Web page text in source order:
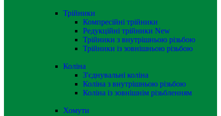
Трійники
Компресійні трійники
Редукційні трійники New
Трійники з внутрішньою різьбою
Трійники із зовнішньою різьбою
Коліна
З'єднувальні коліна
Коліна з внутрішньою різьбою
Коліна із зовнішнім різьбленням
Хомути